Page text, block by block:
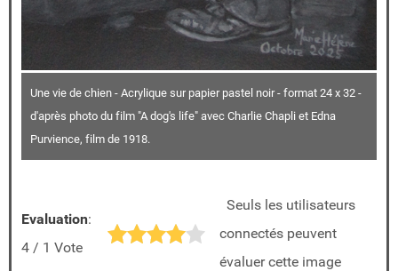
Une vie de chien - Acrylique sur papier pastel noir - format 24 x 32 -
d'après photo du film "A dog's life" avec Charlie Chapli et Edna
Purvience, film de 1918.
Evaluation:
4 / 1 Vote
Seuls les utilisateurs
connectés peuvent
évaluer cette image